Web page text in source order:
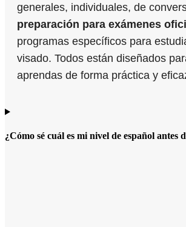
generales, individuales, de
preparación para exámenes
programas específicos para
visado. Todos están diseñados
aprendas de forma práctica y
¿Cómo sé cuál es mi nivel de español antes